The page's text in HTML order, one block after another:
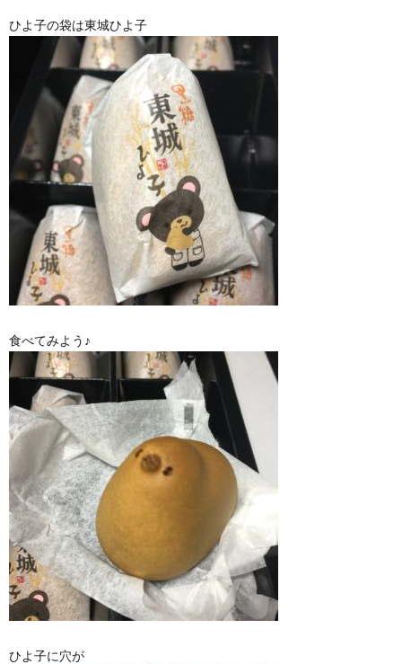
ひよ子の袋は東城ひよ子
食べてみよう♪
ひよ子に穴が